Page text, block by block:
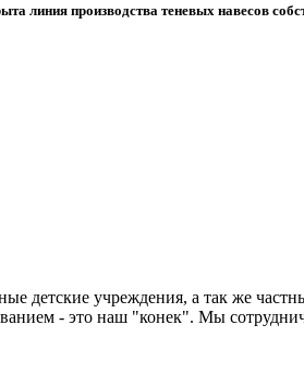
линия производства теневых навесов
детские учреждения, а так же
- это наш "конек". Мы